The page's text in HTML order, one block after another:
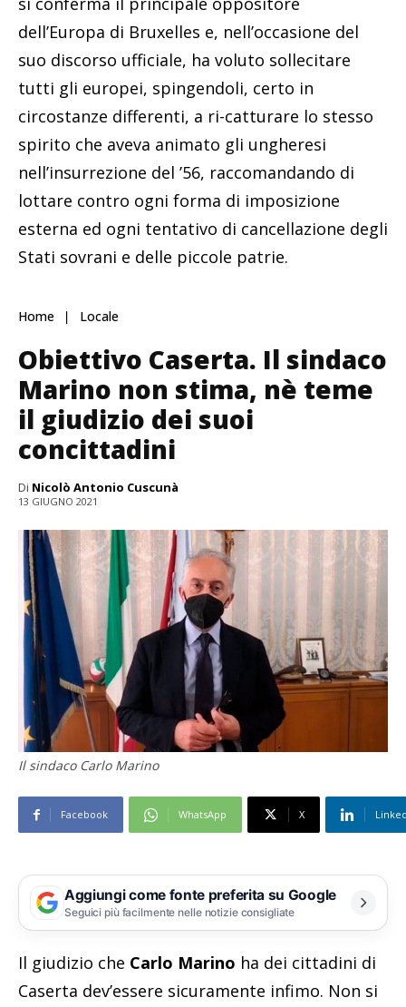
dell’Europa di Bruxelles e, nell’occasione del
suo discorso ufficiale, ha voluto sollecitare
tutti gli europei, spingendoli, certo in
circostanze differenti, a ri-catturare lo stesso
spirito che aveva animato gli ungheresi
nell’insurrezione del ’56, raccomandando di
lottare contro ogni forma di imposizione
esterna ed ogni tentativo di cancellazione degli
Stati sovrani e delle piccole patrie.
Home Locale
Obiettivo Caserta. Il sindaco
Marino non stima, nè teme
il giudizio dei suoi
concittadini
Di Nicolò Antonio Cuscunà
13 GIUGNO 2021
Il sindaco Carlo Marino
Facebook WhatsApp X
Aggiungi come fonte preferita su Google
Seguici più facilmente nelle notizie consigliate
Il giudizio che Carlo Marino ha dei cittadini di
Caserta dev’essere sicuramente infimo. Non si